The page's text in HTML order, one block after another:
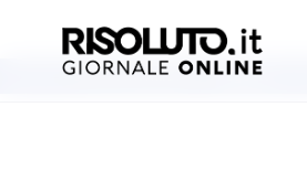
AGGIORNAMENTI
da sabato 8 agosto Agrigento, picchia